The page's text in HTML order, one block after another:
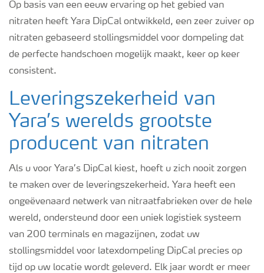
Op basis van een eeuw ervaring op het gebied van
nitraten heeft Yara DipCal ontwikkeld, een zeer zuiver op
nitraten gebaseerd stollingsmiddel voor dompeling dat
de perfecte handschoen mogelijk maakt, keer op keer
consistent.
Leveringszekerheid van
Yara’s werelds grootste
producent van nitraten
Als u voor Yara’s DipCal kiest, hoeft u zich nooit zorgen
te maken over de leveringszekerheid. Yara heeft een
ongeëvenaard netwerk van nitraatfabrieken over de hele
wereld, ondersteund door een uniek logistiek systeem
van 200 terminals en magazijnen, zodat uw
stollingsmiddel voor latexdompeling DipCal precies op
tijd op uw locatie wordt geleverd. Elk jaar wordt er meer